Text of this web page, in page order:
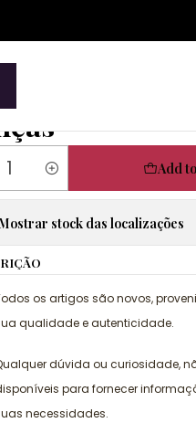
Pinças
Add
stock das localizações
os artigos são novos,
qualidade e autenticidade.
dúvida ou curiosidade,
para fornecer
necessidades.